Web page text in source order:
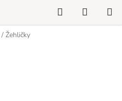
Hledat
KOŠÍK
/ Žehličky